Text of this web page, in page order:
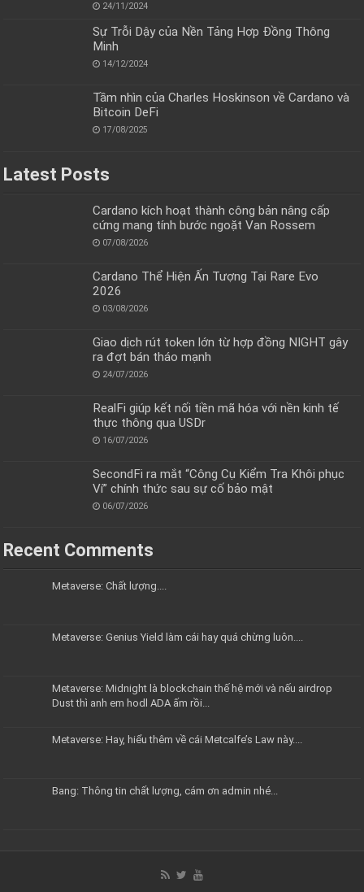
24/11/2024
Sự Trỗi Dậy của Nền Tảng Hợp Đồng Thông
Minh
14/12/2024
Tầm nhìn của Charles Hoskinson về Cardano và
Bitcoin DeFi
17/08/2025
Latest Posts
Cardano kích hoạt thành công bản nâng cấp
cứng mang tính bước ngoặt Van Rossem
07/08/2026
Cardano Thể Hiện Ấn Tượng Tại Rare Evo
2026
03/08/2026
Giao dịch rút token lớn từ hợp đồng NIGHT gây
ra đợt bán tháo mạnh
24/07/2026
RealFi giúp kết nối tiền mã hóa với nền kinh tế
thực thông qua USDr
16/07/2026
SecondFi ra mắt “Công Cụ Kiểm Tra Khôi phục
Ví” chính thức sau sự cố bảo mật
06/07/2026
Recent Comments
Metaverse: Chất lượng....
Metaverse: Genius Yield làm cái hay quá chừng luôn....
Metaverse: Midnight là blockchain thế hệ mới và nếu airdrop
Dust thì anh em hodl ADA ấm rồi...
Metaverse: Hay, hiểu thêm về cái Metcalfe’s Law này....
Bang: Thông tin chất lượng, cám ơn admin nhé...